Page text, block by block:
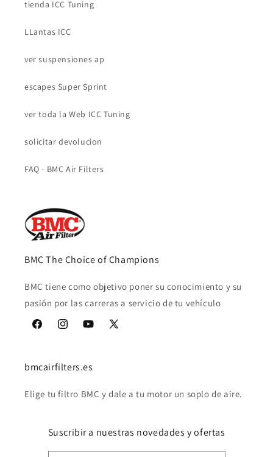
tienda ICC Tuning
LLantas ICC
ver suspensiones ap
escapes Super Sprint
ver toda la Web ICC Tuning
solicitar devolucion
FAQ - BMC Air Filters
BMC The Choice of Champions
BMC tiene como objetivo poner su conocimiento y su
pasión por las carreras a servicio de tu vehículo
FacebookInstagramYouTube
X
bmcairfilters.es
Elige tu filtro BMC y dale a tu motor un soplo de aire.
Suscribir a nuestras novedades y ofertas